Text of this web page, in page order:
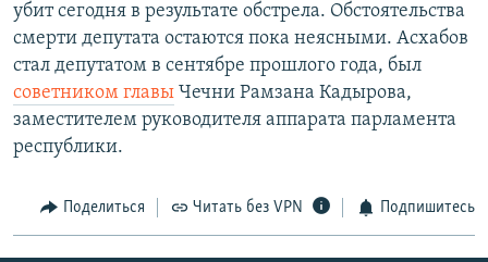
убит сегодня в результате обстрела. Обстоятельства
смерти депутата остаются пока неясными. Асхабов
стал депутатом в сентябре прошлого года, был
советником главы Чечни Рамзана Кадырова,
заместителем руководителя аппарата парламента
республики.
Поделиться Читать без VPN Подпишитесь